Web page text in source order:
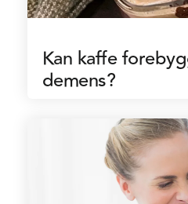
Kan kaffe
demens?